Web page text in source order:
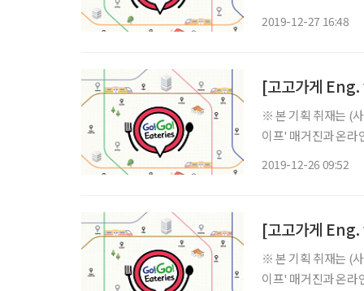
2019-12-27 16:48
[고고가게
※ 본 기획 취재는 (
이프' 매거진과 온라
2019-12-26 09:52
[고고가게
※ 본 기획 취재는 (
이프' 매거진과 온라